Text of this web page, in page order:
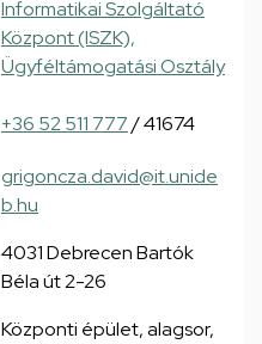
Informatikai Szolgáltató
Központ (ISZK),
Ügyféltámogatási Osztály
+36 52 511 777/ 41674
grigoncza.david@it.unide
b.hu
4031 Debrecen Bartók
Béla út 2-26
Központi épület, alagsor,